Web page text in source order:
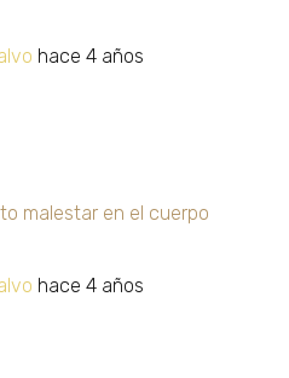
hace 4 años
malestar en el cuerpo
hace 4 años